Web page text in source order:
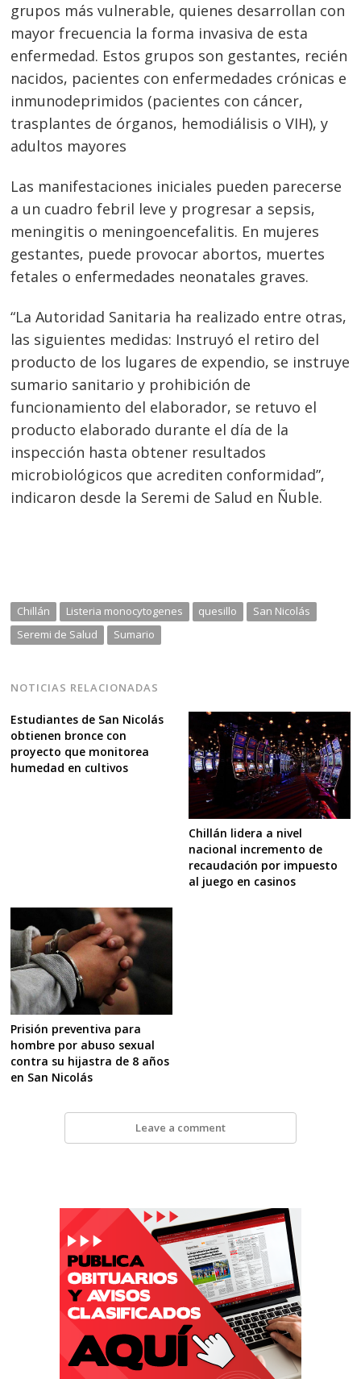
grupos más vulnerable, quienes desarrollan con
mayor frecuencia la forma invasiva de esta
enfermedad. Estos grupos son gestantes, recién
nacidos, pacientes con enfermedades crónicas e
inmunodeprimidos (pacientes con cáncer,
trasplantes de órganos, hemodiálisis o VIH), y
adultos mayores
Las manifestaciones iniciales pueden parecerse
a un cuadro febril leve y progresar a sepsis,
meningitis o meningoencefalitis. En mujeres
gestantes, puede provocar abortos, muertes
fetales o enfermedades neonatales graves.
“La Autoridad Sanitaria ha realizado entre otras,
las siguientes medidas: Instruyó el retiro del
producto de los lugares de expendio, se instruye
sumario sanitario y prohibición de
funcionamiento del elaborador, se retuvo el
producto elaborado durante el día de la
inspección hasta obtener resultados
microbiológicos que acrediten conformidad”,
indicaron desde la Seremi de Salud en Ñuble.
Chillán Listeria monocytogenes quesillo
San Nicolás
Seremi de Salud
Sumario
NOTICIAS RELACIONADAS
Estudiantes de San Nicolás
obtienen bronce con
proyecto que monitorea
humedad en cultivos
Chillán lidera a nivel
nacional incremento de
recaudación por impuesto
al juego en casinos
Prisión preventiva para
hombre por abuso sexual
contra su hijastra de 8 años
en San Nicolás
Leave a comment
Navegación
de
entradas